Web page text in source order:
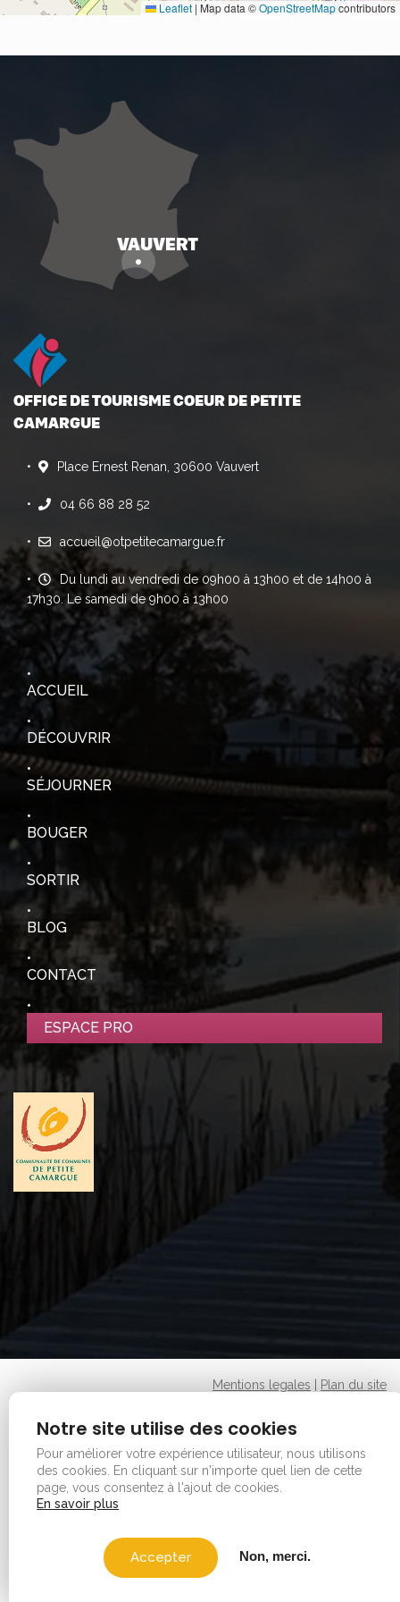
Leaflet | Map data ©OpenStreetMapcontributors
OFFICE DE TOURISME COEUR DE PETITE
CAMARGUE
Place Ernest Renan, 30600 Vauvert
04 66 88 28 52
accueil@otpetitecamargue.fr
Du lundi au vendredi de 09h00 à 13h00 et de 14h00 à
17h30. Le samedi de 9h00 à 13h00
ACCUEIL
DÉCOUVRIR
SÉJOURNER
BOUGER
SORTIR
BLOG
CONTACT
ESPACE PRO
Mentions legales
Plan du site
Notre site utilise des cookies
Pour améliorer votre expérience utilisateur, nous utilisons
des cookies.
En cliquant sur n'importe quel lien de cette
page, vous consentez à l'ajout de cookies.
En savoir plus
Accepter Non, merci.